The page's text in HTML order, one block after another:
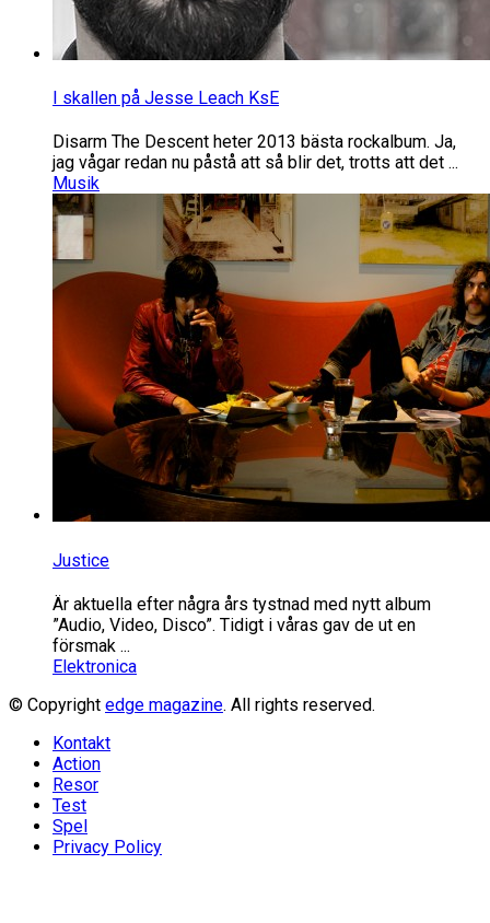
I skallen på Jesse Leach KsE
Disarm The Descent heter 2013 bästa rockalbum. Ja,
jag vågar redan nu påstå att så blir det, trotts att det ...
Musik
Justice
Är aktuella efter några års tystnad med nytt album
”Audio, Video, Disco”. Tidigt i våras gav de ut en
försmak ...
Elektronica
© Copyright edge magazine. All rights reserved.
Kontakt
Action
Resor
Test
Spel
Privacy Policy